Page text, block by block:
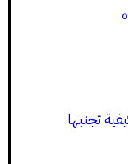
تجنبها